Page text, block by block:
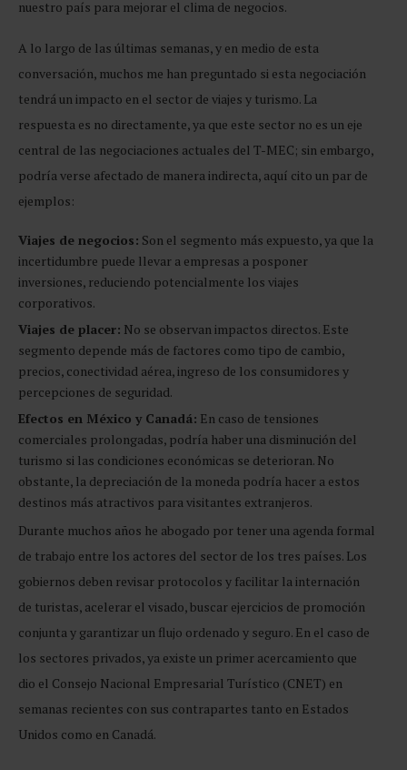
nuestro país para mejorar el clima de negocios.
A lo largo de las últimas semanas, y en medio de esta
conversación, muchos me han preguntado si esta negociación
tendrá un impacto en el sector de viajes y turismo. La
respuesta es no directamente, ya que este sector no es un eje
central de las negociaciones actuales del T-MEC; sin embargo,
podría verse afectado de manera indirecta, aquí cito un par de
ejemplos:
Viajes de negocios: Son el segmento más expuesto, ya que la
incertidumbre puede llevar a empresas a posponer
inversiones, reduciendo potencialmente los viajes
corporativos.
Viajes de placer: No se observan impactos directos. Este
segmento depende más de factores como tipo de cambio,
precios, conectividad aérea, ingreso de los consumidores y
percepciones de seguridad.
Efectos en México y Canadá: En caso de tensiones
comerciales prolongadas, podría haber una disminución del
turismo si las condiciones económicas se deterioran. No
obstante, la depreciación de la moneda podría hacer a estos
destinos más atractivos para visitantes extranjeros.
Durante muchos años he abogado por tener una agenda formal
de trabajo entre los actores del sector de los tres países. Los
gobiernos deben revisar protocolos y facilitar la internación
de turistas, acelerar el visado, buscar ejercicios de promoción
conjunta y garantizar un flujo ordenado y seguro. En el caso de
los sectores privados, ya existe un primer acercamiento que
dio el Consejo Nacional Empresarial Turístico (CNET) en
semanas recientes con sus contrapartes tanto en Estados
Unidos como en Canadá.